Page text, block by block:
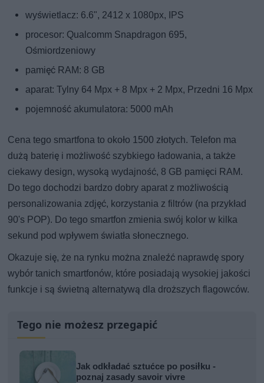
wyświetlacz: 6.6", 2412 x 1080px, IPS
procesor: Qualcomm Snapdragon 695,
Ośmiordzeniowy
pamięć RAM: 8 GB
aparat: Tylny 64 Mpx + 8 Mpx + 2 Mpx, Przedni 16 Mpx
pojemność akumulatora: 5000 mAh
Cena tego smartfona to około 1500 złotych. Telefon ma
dużą baterię i możliwość szybkiego ładowania, a także
ciekawy design, wysoką wydajność, 8 GB pamięci RAM.
Do tego dochodzi bardzo dobry aparat z możliwością
personalizowania zdjęć, korzystania z filtrów (na przykład
90's POP). Do tego smartfon zmienia swój kolor w kilka
sekund pod wpływem światła słonecznego.
Okazuje się, że na rynku można znaleźć naprawdę spory
wybór tanich smartfonów, które posiadają wysokiej jakości
funkcje i są świetną alternatywą dla droższych flagowców.
Tego nie możesz przegapić
Jak odkładać sztućce po posiłku -
poznaj zasady savoir vivre